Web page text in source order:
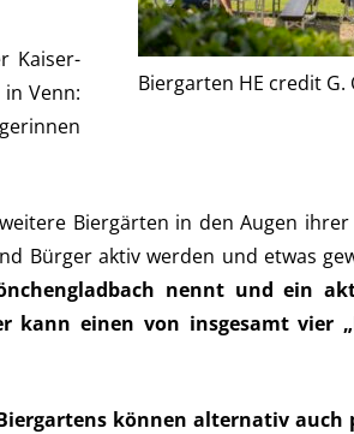
Kaiser-
Venn:
Biergarten HE credit G.
Biergärten in den Augen
Bürger aktiv werden und etwas
nennt und ein
einen von insgesamt vier
können alternativ auch